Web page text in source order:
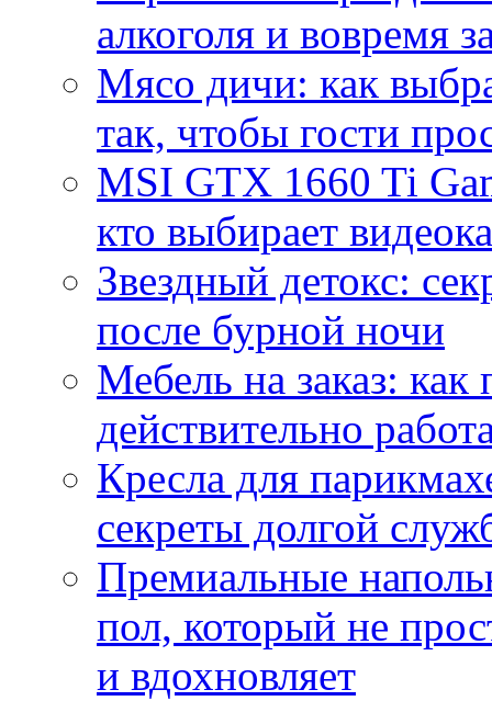
алкоголя и вовремя
Мясо дичи: как
так, чтобы гости
MSI GTX 1660 Ti
кто выбирает
Звездный детокс:
после бурной ночи
Мебель на заказ:
действительно
Кресла для
секреты долгой
Премиальные
пол, который не
и вдохновляет